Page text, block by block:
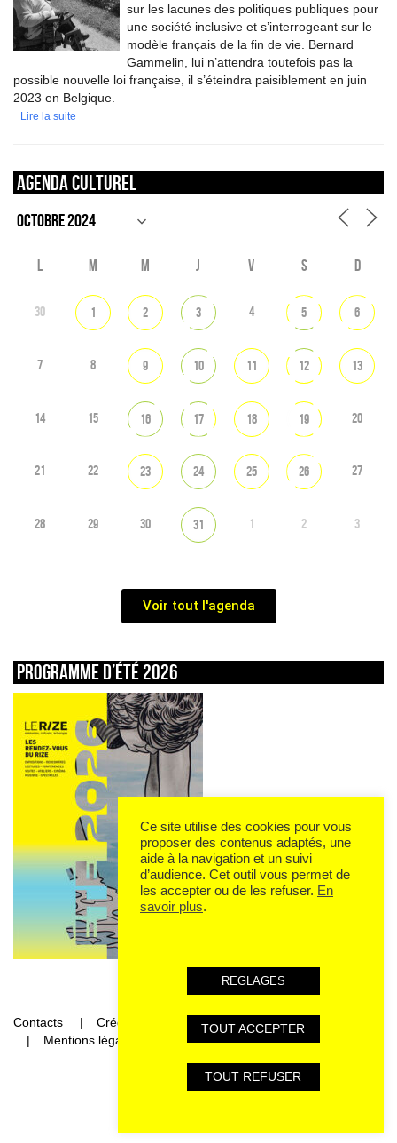
sur les lacunes des politiques publiques pour
une société inclusive et s’interrogeant sur le
modèle français de la fin de vie. Bernard
Gammelin, lui n’attendra toutefois pas la
possible nouvelle loi française, il s’éteindra paisiblement en juin
2023 en Belgique.
Lire la suite
Agenda culturel
L M M J V S D
30 1 2 3 4 5 6
7 8 9 10 11 12 13
14 15 16 17 18 19 20
21 22 23 24 25 26 27
28 29 30 31 1 2 3
Voir tout l'agenda
Programme d’été 2026
Contacts
Crédits
Mentions légales et données personnelles
Ce site utilise des cookies pour vous
proposer des contenus adaptés, une
aide à la navigation et un suivi
d’audience. Cet outil vous permet de
les accepter ou de les refuser. En
savoir plus.
REGLAGES
TOUT ACCEPTER
TOUT REFUSER